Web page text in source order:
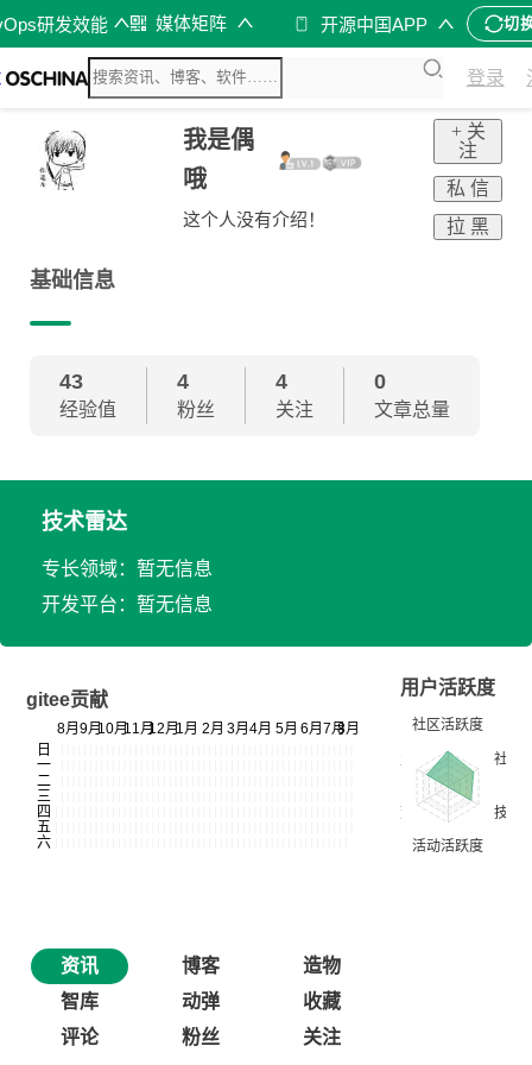
研发效能 媒体矩阵 开源中国APP 切
登录
我是偶
哦
这个人没有介绍！
+ 关
注
私 信
拉 黑
基础信息
43
经验值
4
粉丝
4
关注
0
文章总量
技术雷达
专长领域：暂无信息
开发平台：暂无信息
gitee贡献
用户活跃度
资讯 博客
造物
智库
动弹
收藏
评论
粉丝 关注